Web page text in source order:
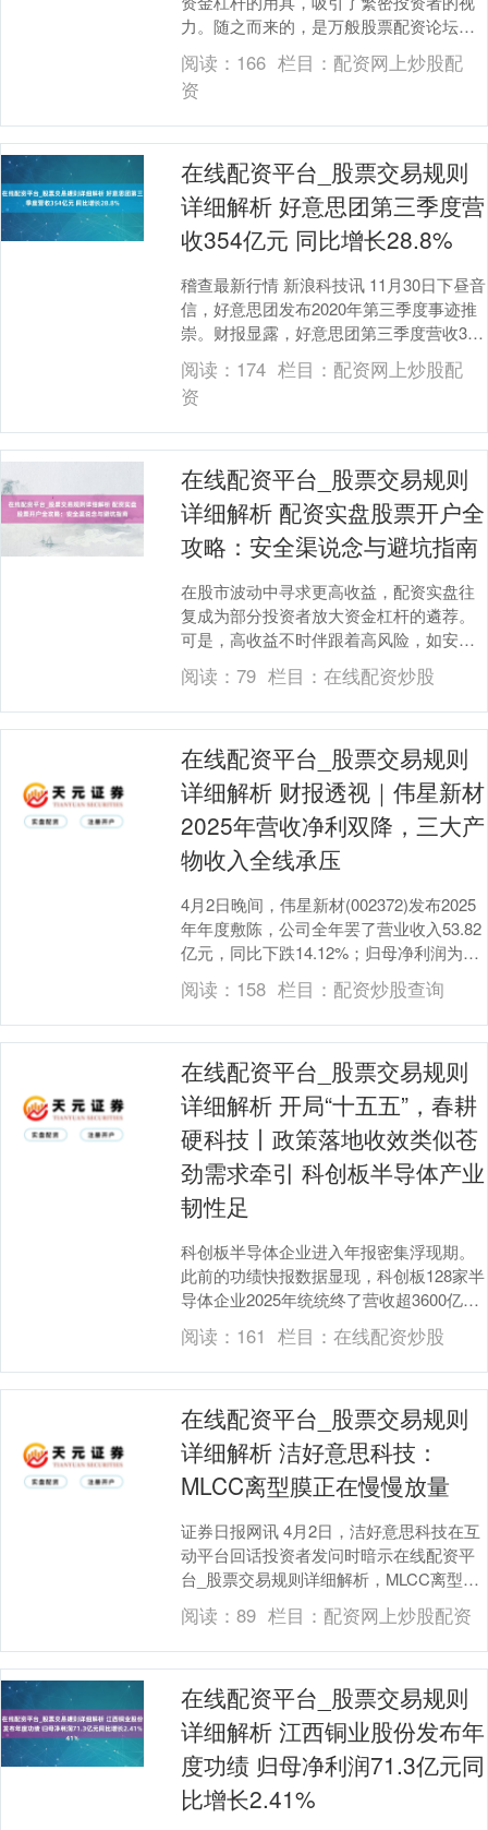
力。随之而来的，是万般股票配资论坛如
棋布星罗般自大，其中“股票配资论坛大全
网”这类平台，....
阅读： 166 栏目： 配资网上炒股配
资
在线配资平台_股票交易规则
详细解析 好意思团第三季度营
收354亿元 同比增长28.8%
稽查最新行情 新浪科技讯 11月30日下昼音
信，好意思团发布2020年第三季度事迹推
崇。财报显露，好意思团第三季度营收354
亿元，同比增长28.8%。经相易净利....
阅读： 174 栏目： 配资网上炒股配
资
在线配资平台_股票交易规则
详细解析 配资实盘股票开户全
攻略：安全渠说念与避坑指南
在股市波动中寻求更高收益，配资实盘往
复成为部分投资者放大资金杠杆的遴荐。
可是，高收益不时伴跟着高风险，如安在
复杂的商场环境中安全开户、逃匿陷坑，
是每位投资者必须....
阅读：79 栏目： 在线配资炒股
在线配资平台_股票交易规则
详细解析 财报透视｜伟星新材
2025年营收净利双降，三大产
物收入全线承压
4月2日晚间，伟星新材(002372)发布2025
年年度敷陈，公司全年罢了营业收入53.82
亿元，同比下跌14.12%；归母净利润为
7.41亿元，同比下跌22.....
阅读： 158 栏目： 配资炒股查询
在线配资平台_股票交易规则
详细解析 开局“十五五”，春耕
硬科技丨政策落地收效类似苍
劲需求牵引 科创板半导体产业
韧性足
科创板半导体企业进入年报密集浮现期。
此前的功绩快报数据显现，科创板128家半
导体企业2025年统统终了营收超3600亿
元，同比增速25%。这份成绩单的背后，
既有....
阅读： 161 栏目： 在线配资炒股
在线配资平台_股票交易规则
详细解析 洁好意思科技：
MLCC离型膜正在慢慢放量
证券日报网讯 4月2日，洁好意思科技在互
动平台回话投资者发问时暗示在线配资平
台_股票交易规则详细解析，MLCC离型膜
正在慢慢放量。....
阅读：89 栏目： 配资网上炒股配资
在线配资平台_股票交易规则
详细解析 江西铜业股份发布年
度功绩 归母净利润71.3亿元同
比增长2.41%